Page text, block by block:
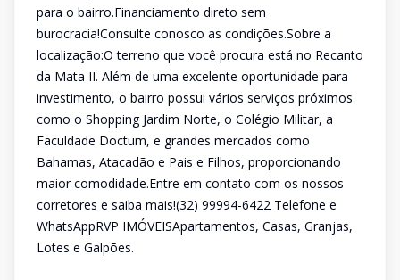
para o bairro.Financiamento direto sem
burocracia!Consulte conosco as condições.Sobre a
localização:O terreno que você procura está no Recanto
da Mata II. Além de uma excelente oportunidade para
investimento, o bairro possui vários serviços próximos
como o Shopping Jardim Norte, o Colégio Militar, a
Faculdade Doctum, e grandes mercados como
Bahamas, Atacadão e Pais e Filhos, proporcionando
maior comodidade.Entre em contato com os nossos
corretores e saiba mais!(32) 99994-6422 Telefone e
WhatsAppRVP IMÓVEISApartamentos, Casas, Granjas,
Lotes e Galpões.